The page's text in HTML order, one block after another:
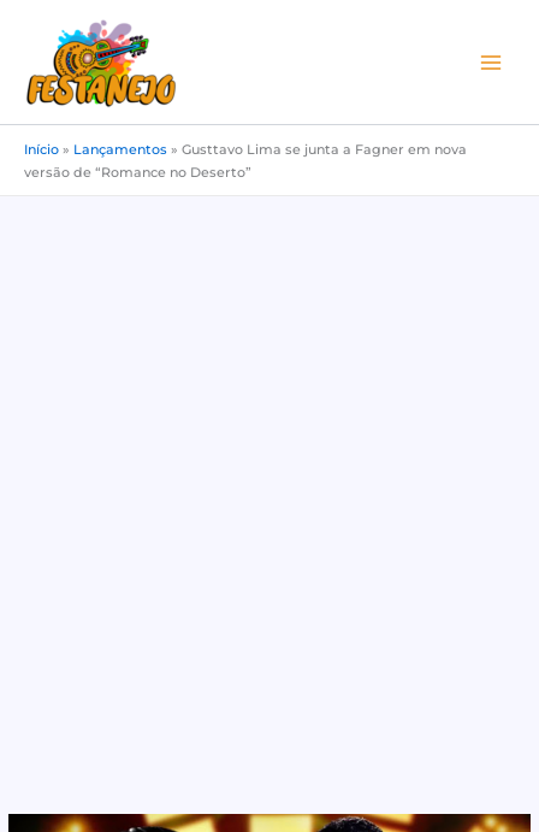
conteúdo
Início » Lançamentos » Gusttavo Lima se junta a Fagner em nova
versão de “Romance no Deserto”